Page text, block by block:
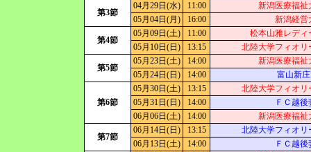
第3節
04月29日(水) 11:00
新潟医療福祉
05月04日(月)
16:00 新潟経営
第4節
05月09日(土) 11:00
松本山雅レディ
05月10日(日)
13:15 北陸大学フィオリ
第5節
05月23日(土) 14:00
新潟医療福祉
05月24日(日)
14:00 富山新庄
第6節
05月30日(土) 13:15
北陸大学フィオリ
05月31日(日)
14:00
ＦＣ越後
06月06日(土)
14:00 新潟医療福祉
第7節
06月14日(日) 13:15
北陸大学フィオリ
06月13日(土)
14:00 ＦＣ越後